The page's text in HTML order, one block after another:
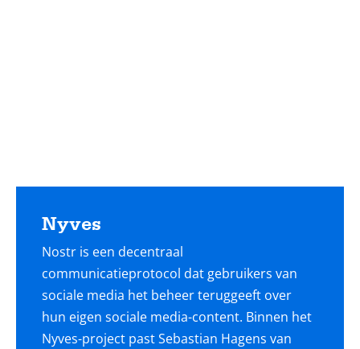
Nyves
Nostr is een decentraal
communicatieprotocol dat gebruikers van
sociale media het beheer teruggeeft over
hun eigen sociale media-content. Binnen het
Nyves-project past Sebastian Hagens van